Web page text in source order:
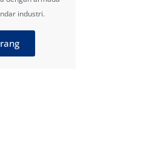
industri.